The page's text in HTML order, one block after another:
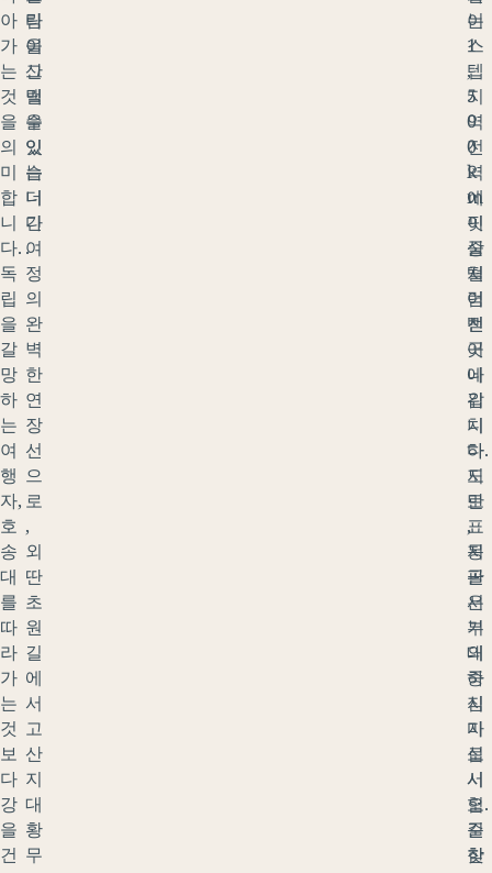
아
가
는
것
을
의
미
합
니
다.
독
립
을
갈
망
하
는
여
행
자,
호
송
대
를
따
라
가
는
것
보
다
강
을
건
림
을
그
릴
수
있
습
니
다
.
타
이
산
맥
을
잇
는
더
긴
여
정
의
완
벽
한
연
장
선
으
로
,
외
딴
초
원
길
에
서
고
산
지
대
황
무
는
1
,
5
0
0
k
m
이
상
떨
어
진
곳
에
위
치
하
지
만
,
몽
골
서
부
의
중
심
지
로
서
험
준
한
이
스
텝
지
역
전
역
에
핏
줄
처
럼
뻗
어
나
갑
니
다.
도
로
표
지
판
은
기
대
하
지
마
십
시
오.
길
찾